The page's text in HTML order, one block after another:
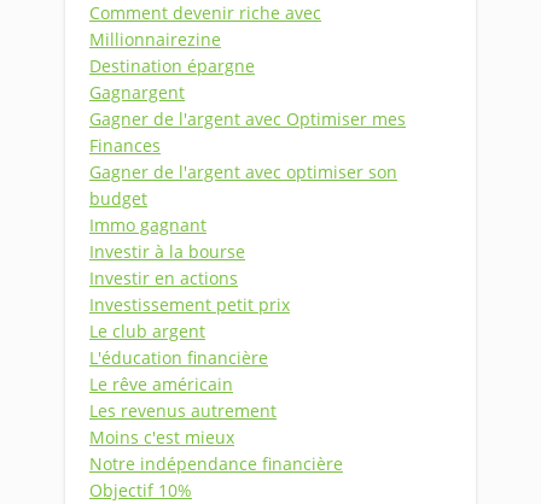
Comment devenir riche avec
Millionnairezine
Destination épargne
Gagnargent
Gagner de l'argent avec Optimiser mes
Finances
Gagner de l'argent avec optimiser son
budget
Immo gagnant
Investir à la bourse
Investir en actions
Investissement petit prix
Le club argent
L'éducation financière
Le rêve américain
Les revenus autrement
Moins c'est mieux
Notre indépendance financière
Objectif 10%